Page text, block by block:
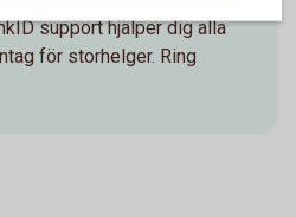
support hjälper dig alla
för storhelger. Ring